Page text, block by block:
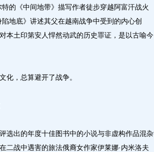
的《中间地带》描写作者徒步穿越阿富汗战火
地底》讲述其父在越南战争中受到的内心创
本土印第安人悍然动武的历史罪证，是以古喻今
，总算避开了战争。
出的年度十佳图书中的小说与非虚构作品混杂
二战中遇害的旅法俄裔女作家伊莱娜·内米洛夫